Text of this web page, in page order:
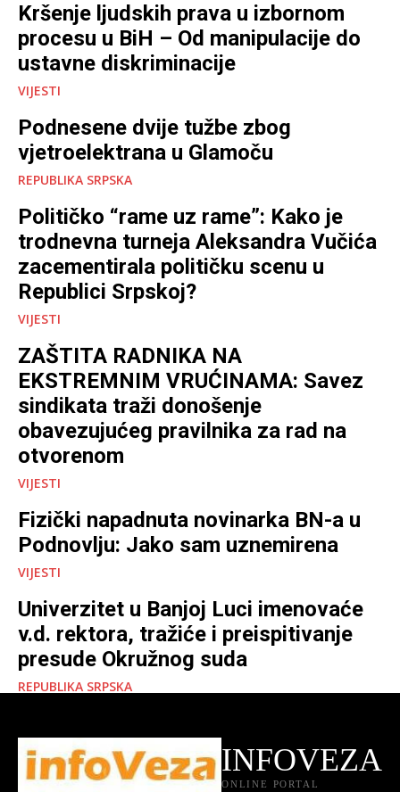
Kršenje ljudskih prava u izbornom
procesu u BiH – Od manipulacije do
ustavne diskriminacije
VIJESTI
Podnesene dvije tužbe zbog
vjetroelektrana u Glamoču
REPUBLIKA SRPSKA
Političko “rame uz rame”: Kako je
trodnevna turneja Aleksandra Vučića
zacementirala političku scenu u
Republici Srpskoj?
VIJESTI
ZAŠTITA RADNIKA NA
EKSTREMNIM VRUĆINAMA: Savez
sindikata traži donošenje
obavezujućeg pravilnika za rad na
otvorenom
VIJESTI
Fizički napadnuta novinarka BN-a u
Podnovlju: Jako sam uznemirena
VIJESTI
Univerzitet u Banjoj Luci imenovaće
v.d. rektora, tražiće i preispitivanje
presude Okružnog suda
REPUBLIKA SRPSKA
INFOVEZA
ONLINE PORTAL